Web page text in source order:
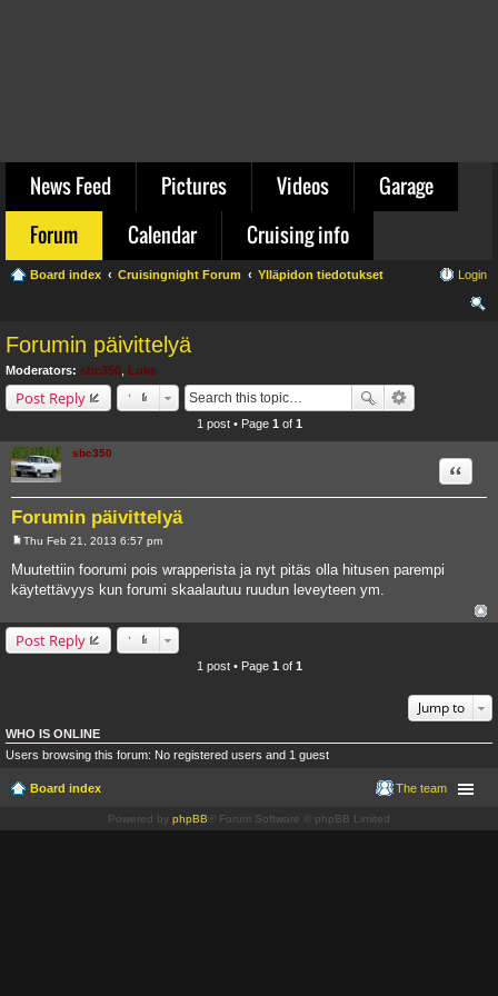
News Feed Pictures Videos
Garage
Forum
Calendar Cruising info
Board index Cruisingnight Forum Ylläpidon tiedotukset Login
Forumin päivittelyä
Moderators: sbc350 Luke
Post Reply
1 post • Page 1 of 1
sbc350
Forumin päivittelyä
Quote
s
t
Thu Feb 21, 2013 6:57 pm
Muutettiin foorumi pois wrapperista ja nyt pitäs olla hitusen parempi
käytettävyys kun forumi skaalautuu ruudun leveyteen ym.
Post Reply
1 post • Page 1 of 1
Jump to
WHO IS ONLINE
Users browsing this forum: No registered users and 1 guest
Board index The team
Powered by phpBB ® Forum Software © phpBB Limited